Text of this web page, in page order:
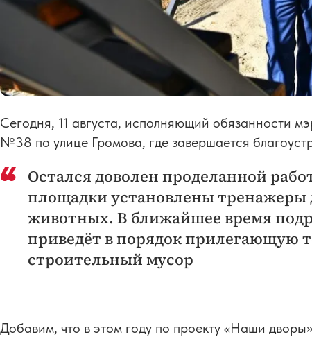
Сегодня, 11 августа, исполняющий обязанности
№38 по улице Громова, где завершается
Остался доволен проделанной
площадки установлены тренажеры
животных. В ближайшее время
приведёт в порядок прилегающую
строительный мусор
Добавим, что в этом году по проекту «Наши